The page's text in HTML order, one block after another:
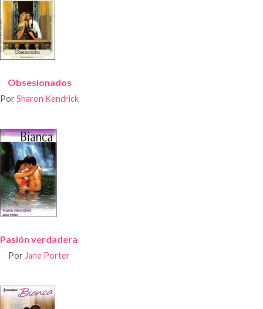
Obsesionados
Por Sharon Kendrick
Pasión verdadera
Por Jane Porter